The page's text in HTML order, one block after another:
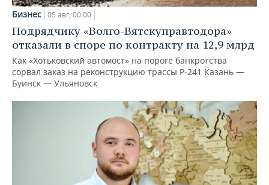
Бизнес 05 авг, 00:00
Подрядчику «Волго-Вятскуправтодора»
отказали в споре по контракту на 12,9 млрд
Как «Хотьковский автомост» на пороге банкротства
сорвал заказ на реконструкцию трассы Р‑241 Казань —
Буинск — Ульяновск